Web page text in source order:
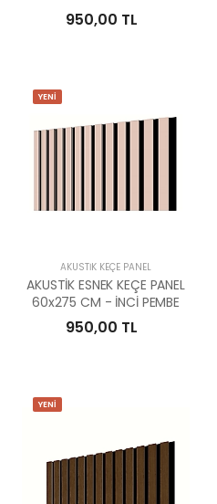
950,00 TL
YENİ
AKUSTİK KEÇE PANEL
AKUSTİK ESNEK KEÇE PANEL
60x275 CM - İNCİ PEMBE
950,00 TL
YENİ